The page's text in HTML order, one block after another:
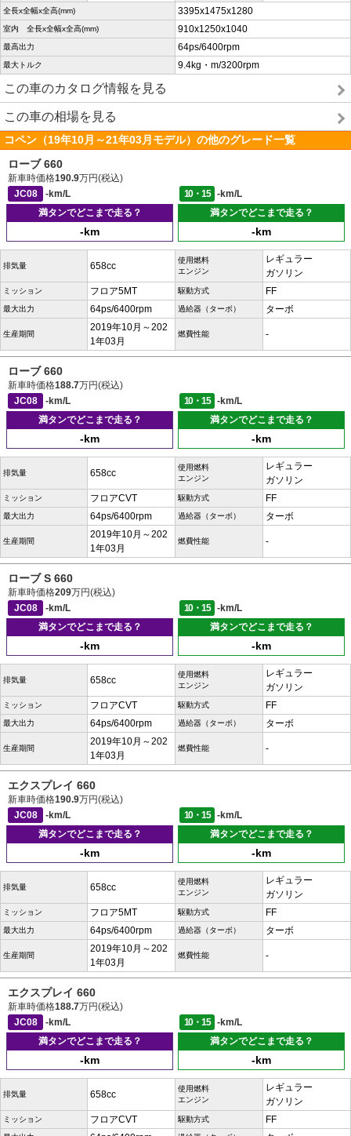
全長x全幅x全高(mm) 3395x1475x1280
室内 全長x全幅x全高(mm) 910x1250x1040
最高出力 64ps/6400rpm
最大トルク 9.4kg・m/3200rpm
この車のカタログ情報を見る
この車の相場を見る
コペン（19年10月～21年03月モデル）の他のグレード一覧
ローブ 660
新車時価格190.9万円(税込)
JC08
-km/L 10・15
-km/L
満タンでどこまで走る？
-km
満タンでどこまで走る？
-km
排気量 658cc
使用燃料
エンジン
レギュラー
ガソリン
ミッション フロア5MT 駆動方式 FF
最大出力 64ps/6400rpm 過給器（ターボ） ターボ
生産期間
2019年10月～202
1年03月
燃費性能 -
ローブ 660
新車時価格188.7万円(税込)
JC08
-km/L 10・15
-km/L
満タンでどこまで走る？
-km
満タンでどこまで走る？
-km
排気量 658cc
使用燃料
エンジン
レギュラー
ガソリン
ミッション フロアCVT 駆動方式 FF
最大出力 64ps/6400rpm 過給器（ターボ） ターボ
生産期間
2019年10月～202
1年03月
燃費性能 -
ローブ S 660
新車時価格209万円(税込)
JC08
-km/L 10・15
-km/L
満タンでどこまで走る？
-km
満タンでどこまで走る？
-km
排気量 658cc
使用燃料
エンジン
レギュラー
ガソリン
ミッション フロアCVT 駆動方式 FF
最大出力 64ps/6400rpm 過給器（ターボ） ターボ
生産期間
2019年10月～202
1年03月
燃費性能 -
エクスプレイ 660
新車時価格190.9万円(税込)
JC08
-km/L 10・15
-km/L
満タンでどこまで走る？
-km
満タンでどこまで走る？
-km
排気量 658cc
使用燃料
エンジン
レギュラー
ガソリン
ミッション フロア5MT 駆動方式 FF
最大出力 64ps/6400rpm 過給器（ターボ） ターボ
生産期間
2019年10月～202
1年03月
燃費性能 -
エクスプレイ 660
新車時価格188.7万円(税込)
JC08
-km/L 10・15
-km/L
満タンでどこまで走る？
-km
満タンでどこまで走る？
-km
排気量 658cc
使用燃料
エンジン
レギュラー
ガソリン
ミッション フロアCVT 駆動方式 FF